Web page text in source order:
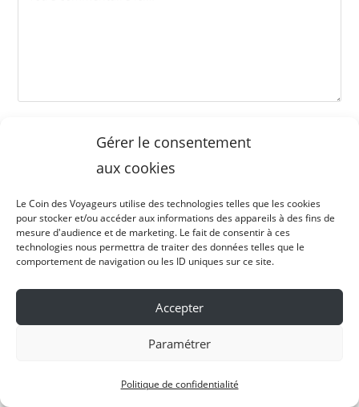
Gérer le consentement
aux cookies
Le Coin des Voyageurs utilise des technologies telles que les cookies
pour stocker et/ou accéder aux informations des appareils à des fins de
mesure d'audience et de marketing. Le fait de consentir à ces
technologies nous permettra de traiter des données telles que le
comportement de navigation ou les ID uniques sur ce site.
Accepter
Paramétrer
Politique de confidentialité
username
to
comment
email
address
to
Saisir
l’URL
de
(facultatif)